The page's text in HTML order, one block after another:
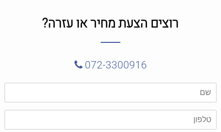
רוצים הצעת מחיר או עזרה?
072-3300916